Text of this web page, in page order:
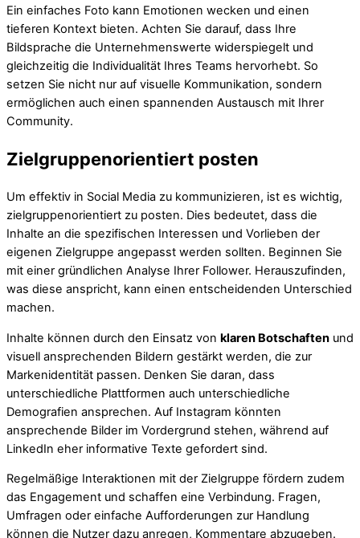
Ein einfaches Foto kann Emotionen wecken und einen
tieferen Kontext bieten. Achten Sie darauf, dass Ihre
Bildsprache die Unternehmenswerte widerspiegelt und
gleichzeitig die Individualität Ihres Teams hervorhebt. So
setzen Sie nicht nur auf visuelle Kommunikation, sondern
ermöglichen auch einen spannenden Austausch mit Ihrer
Community.
Zielgruppenorientiert posten
Um effektiv in Social Media zu kommunizieren, ist es wichtig,
zielgruppenorientiert zu posten. Dies bedeutet, dass die
Inhalte an die spezifischen Interessen und Vorlieben der
eigenen Zielgruppe angepasst werden sollten. Beginnen Sie
mit einer gründlichen Analyse Ihrer Follower. Herauszufinden,
was diese anspricht, kann einen entscheidenden Unterschied
machen.
Inhalte können durch den Einsatz von klaren Botschaften und
visuell ansprechenden Bildern gestärkt werden, die zur
Markenidentität passen. Denken Sie daran, dass
unterschiedliche Plattformen auch unterschiedliche
Demografien ansprechen. Auf Instagram könnten
ansprechende Bilder im Vordergrund stehen, während auf
LinkedIn eher informative Texte gefordert sind.
Regelmäßige Interaktionen mit der Zielgruppe fördern zudem
das Engagement und schaffen eine Verbindung. Fragen,
Umfragen oder einfache Aufforderungen zur Handlung
können die Nutzer dazu anregen, Kommentare abzugeben.